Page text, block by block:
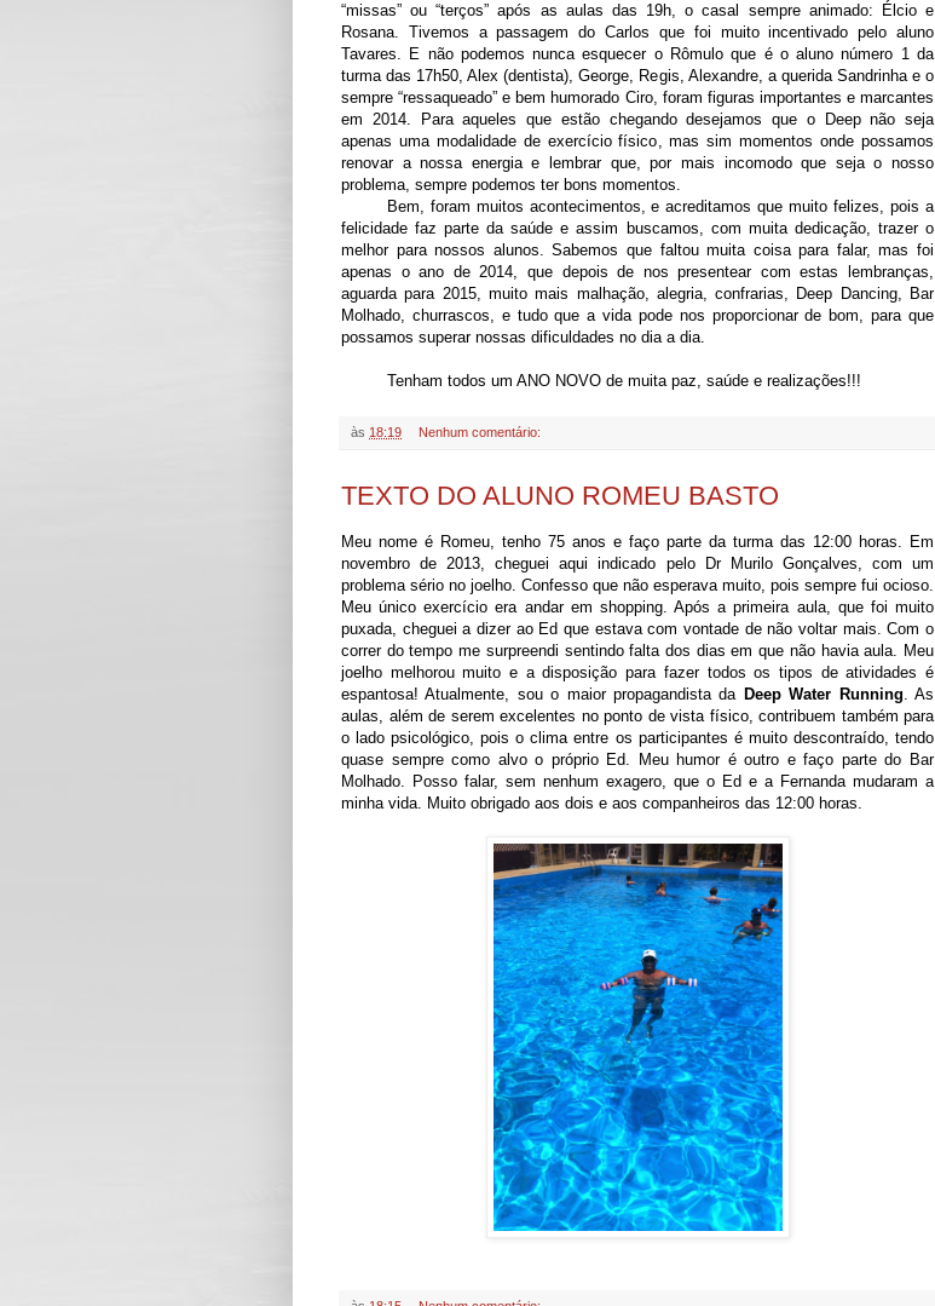
“missas” ou “terços” após as aulas das 19h, o casal sempre animado: Élcio e
Rosana. Tivemos a passagem do Carlos que foi muito incentivado pelo aluno
Tavares. E não podemos nunca esquecer o Rômulo que é o aluno número 1 da
turma das 17h50, Alex (dentista), George, Regis, Alexandre, a querida Sandrinha e o
sempre “ressaqueado” e bem humorado Ciro, foram figuras importantes e marcantes
em 2014. Para aqueles que estão chegando desejamos que o Deep não seja
apenas uma modalidade de exercício físico, mas sim momentos onde possamos
renovar a nossa energia e lembrar que, por mais incomodo que seja o nosso
problema, sempre podemos ter bons momentos.
Bem, foram muitos acontecimentos, e acreditamos que muito felizes, pois a
felicidade faz parte da saúde e assim buscamos, com muita dedicação, trazer o
melhor para nossos alunos. Sabemos que faltou muita coisa para falar, mas foi
apenas o ano de 2014, que depois de nos presentear com estas lembranças,
aguarda para 2015, muito mais malhação, alegria, confrarias, Deep Dancing, Bar
Molhado, churrascos, e tudo que a vida pode nos proporcionar de bom, para que
possamos superar nossas dificuldades no dia a dia.
Tenham todos um ANO NOVO de muita paz, saúde e realizações!!!
às 18:19 Nenhum comentário:
TEXTO DO ALUNO ROMEU BASTO
Meu nome é Romeu, tenho 75 anos e faço parte da turma das 12:00 horas. Em
novembro de 2013, cheguei aqui indicado pelo Dr Murilo Gonçalves, com um
problema sério no joelho. Confesso que não esperava muito, pois sempre fui ocioso.
Meu único exercício era andar em shopping. Após a primeira aula, que foi muito
puxada, cheguei a dizer ao Ed que estava com vontade de não voltar mais. Com o
correr do tempo me surpreendi sentindo falta dos dias em que não havia aula. Meu
joelho melhorou muito e a disposição para fazer todos os tipos de atividades é
espantosa! Atualmente, sou o maior propagandista da Deep Water Running. As
aulas, além de serem excelentes no ponto de vista físico, contribuem também para
o lado psicológico, pois o clima entre os participantes é muito descontraído, tendo
quase sempre como alvo o próprio Ed. Meu humor é outro e faço parte do Bar
Molhado. Posso falar, sem nenhum exagero, que o Ed e a Fernanda mudaram a
minha vida. Muito obrigado aos dois e aos companheiros das 12:00 horas.